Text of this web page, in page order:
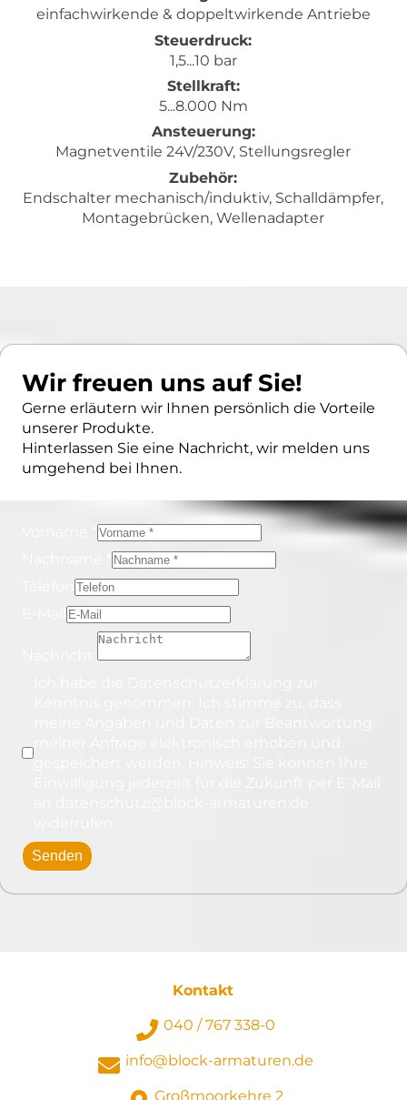
einfachwirkende & doppeltwirkende Antriebe
Steuerdruck:
1,5...10 bar
Stellkraft:
5...8.000 Nm
Ansteuerung:
Magnetventile 24V/230V, Stellungsregler
Zubehör:
Endschalter mechanisch/induktiv, Schalldämpfer,
Montagebrücken, Wellenadapter
Wir freuen uns auf Sie!
Gerne erläutern wir Ihnen persönlich die Vorteile
unserer Produkte.
Hinterlassen Sie eine Nachricht, wir melden uns
umgehend bei Ihnen.
Senden
Kontakt
040 / 767 338-0
info@block-armaturen.de
Großmoorkehre 2